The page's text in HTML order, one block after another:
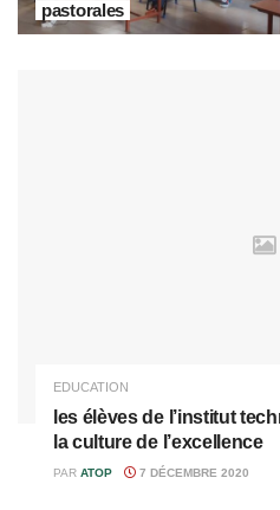
pastorales
EDUCATION
les élèves de l’institut
la culture de l’excellence
PAR ATOP 7 DÉCEMBRE 2020